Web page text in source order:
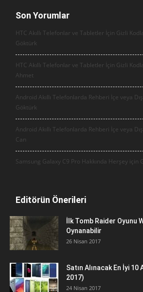
Son Yorumlar
HTC Akıllı Telefonlar ve Tabletler İçin Gizli
Göktürk
HTC Akıllı Telefonlar ve Tabletler İçin Gizli
Ahmet
Android Akıllı Telefonlarda Rehberi İçe veya
Göktürk
Android Akıllı Telefonlarda Rehberi İçe veya
Can
Samsung Galaxy C9 Pro Hakkında Herşey için
Editörün Önerileri
İlk Tomb Raider Oyunu
Oynanabilir
26 Nisan 2017
Satın Alınacak En İyi 10
2017)
24 Nisan 2017